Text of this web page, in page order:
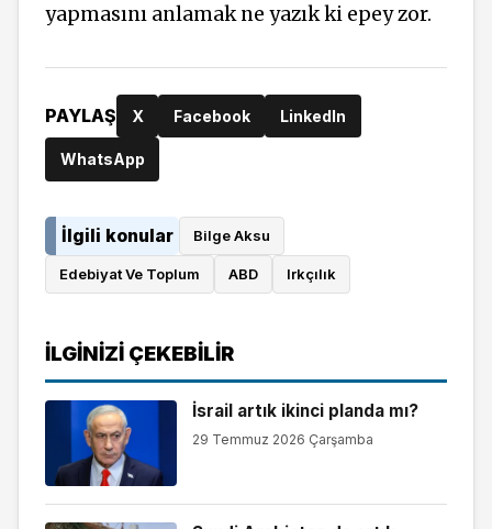
yapmasını anlamak ne yazık ki epey zor.
PAYLAŞ X Facebook LinkedIn
WhatsApp
İlgili konular Bilge Aksu
Edebiyat Ve Toplum ABD Irkçılık
İLGINIZI ÇEKEBILIR
İsrail artık ikinci planda mı?
29 Temmuz 2026 Çarşamba